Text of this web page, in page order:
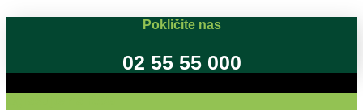
Pokličite nas
02 55 55 000